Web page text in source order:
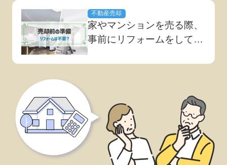
年4月1日より、宅地建物取
引業法が改正され...
売却をする方の中には、
「不動産は査定額のまま売
り出される」と認識されて
不動産売却
家やマンションを売る際、
事前にリフォームをしてお
いるかもしれません。しか
ムはオススメしません。今
回は、不動産の売却時に全
面リフォームをおすすめし
ない理由と、リフォームな
しでも家を売れやすくす